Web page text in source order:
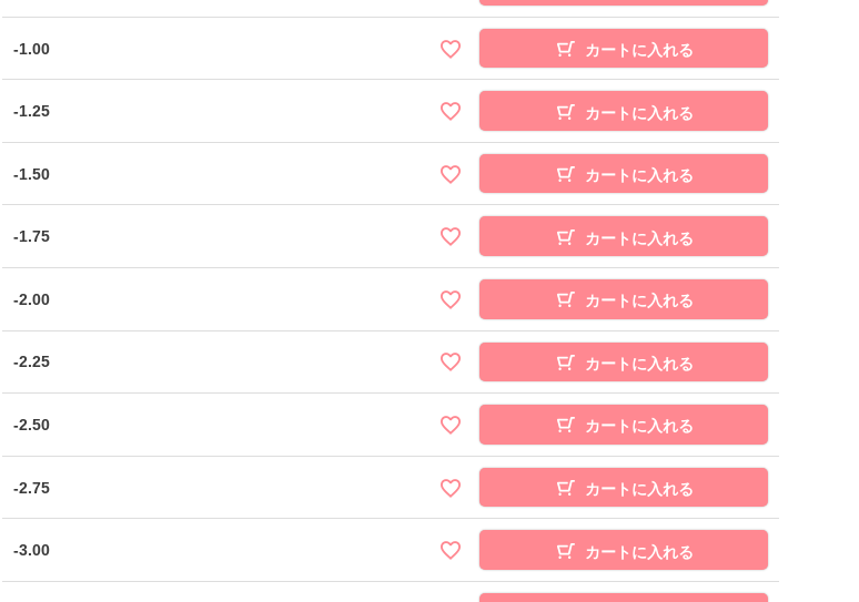
-1.00 カートに入れる
-1.25 カートに入れる
-1.50 カートに入れる
-1.75 カートに入れる
-2.00 カートに入れる
-2.25 カートに入れる
-2.50 カートに入れる
-2.75 カートに入れる
-3.00 カートに入れる